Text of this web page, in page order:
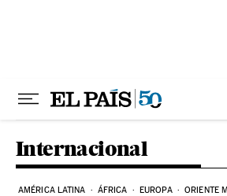
Internacional
AMÉRICA LATINA ÁFRICA EUROPA ORIENTE